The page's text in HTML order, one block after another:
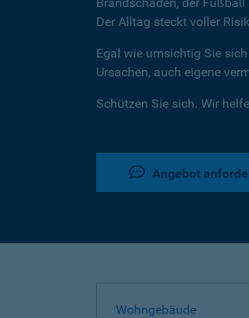
Der Alltag steckt voller
Egal wie umsichtig Sie
Ursachen, auch eigene
Schützen Sie sich. Wir
Angebot
Wohngebäude